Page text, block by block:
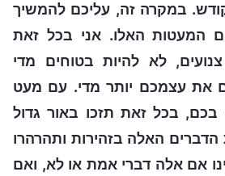
במקרה זה, עליכם להמשיך
המעטות האלו. אני בכל זאת
לא להיות בטוחים מדי
את עצמכם יותר מדי. עם מעט
בכל זאת תזכו באור גדול
האלה בזהירות ותהרהרו
אם אלה דברי אמת או לא, ואם